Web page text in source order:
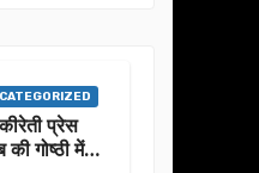
प्रेस
की गोष्ठी में